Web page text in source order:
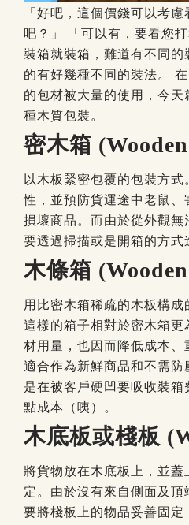
「好吧，這個價錢可以考
吧？」
「可以有，要看您
裝箱就裝箱，難道有不同的
的有好幾種不同的裝法。
的包材被大量的使用，今天
種木質包裝。
密木箱
以木板緊密包覆的包裝方
性，並預防貨運途中老鼠、
損壞商品。而由於從外觀無
要透過掃描或是開箱的方式
木條箱
用比密木箱稀疏的木板構成
這樣的箱子相對於密木箱更
材用量，也因而降低成本、
適合作為新鮮商品和不需
是在被客戶硬凹要吸收裝
點成本（咦）。
木底板或棧板
將貨物放在木底板上，並蓋
定。由於沒有來自側面及
要將棧板上的物品妥善固定